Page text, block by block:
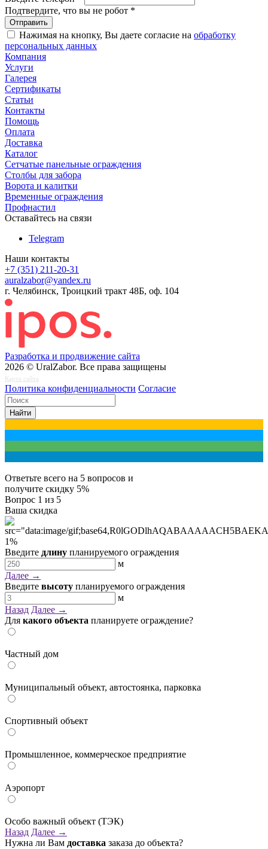
Подтвердите, что вы не робот *
Нажимая на кнопку, Вы даете согласие на обработку
персональных данных
Компания
Услуги
Галерея
Сертификаты
Статьи
Контакты
Помощь
Оплата
Доставка
Каталог
Сетчатые панельные ограждения
Столбы для забора
Ворота и калитки
Временные ограждения
Профнастил
Оставайтесь на связи
Telegram
Наши контакты
+7 (351) 211-20-31
auralzabor@yandex.ru
г. Челябинск, Троицкий тракт 48Б, оф. 104
Разработка и продвижение сайта
2026 © UralZabor. Все права защищены
Карта сайта
Политика конфиденциальности Согласие
Найти
Ответьте всего на 5 вопросов и
получите скидку 5%
Вопрос 1 из 5
Ваша скидка
1%
Введите длину планируемого ограждения
м
Далее →
Введите высоту планируемого ограждения
м
Назад Далее →
Для какого объекта планируете ограждение?
Частный дом
Муниципальный объект, автостоянка, парковка
Спортивный объект
Промышленное, коммерческое предприятие
Аэропорт
Особо важный объект (ТЭК)
Назад Далее →
Нужна ли Вам доставка заказа до объекта?